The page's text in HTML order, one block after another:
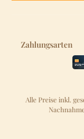
Zahlungsarten
Alle Preise inkl.